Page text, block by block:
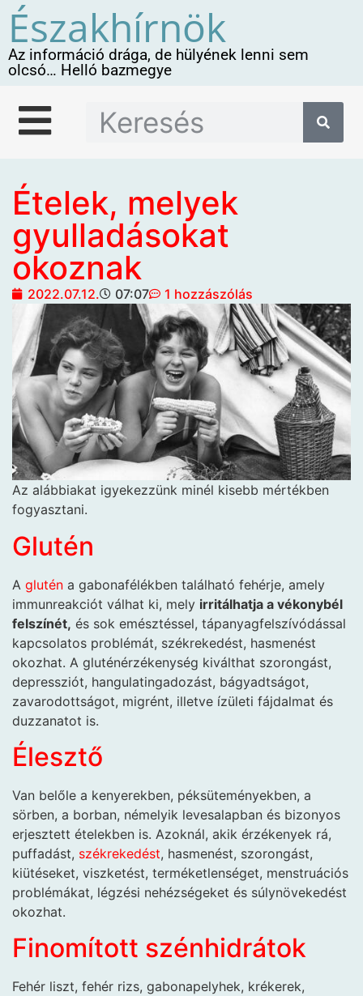
Északhírnök
Az információ drága, de hülyének lenni sem
olcsó… Helló bazmegye
Ételek, melyek
gyulladásokat
okoznak
2022.07.12. 07:07 1 hozzászólás
Az alábbiakat igyekezzünk minél kisebb mértékben
fogyasztani.
Glutén
A glutén a gabonafélékben található fehérje, amely
immunreakciót válhat ki, mely irritálhatja a vékonybél
felszínét, és sok emésztéssel, tápanyagfelszívódással
kapcsolatos problémát, székrekedést, hasmenést
okozhat. A gluténérzékenység kiválthat szorongást,
depressziót, hangulatingadozást, bágyadtságot,
zavarodottságot, migrént, illetve ízületi fájdalmat és
duzzanatot is.
Élesztő
Van belőle a kenyerekben, péksüteményekben, a
sörben, a borban, némelyik levesalapban és bizonyos
erjesztett ételekben is. Azoknál, akik érzékenyek rá,
puffadást, székrekedést, hasmenést, szorongást,
kiütéseket, viszketést, terméketlenséget, menstruációs
problémákat, légzési nehézségeket és súlynövekedést
okozhat.
Finomított szénhidrátok
Fehér liszt, fehér rizs, gabonapelyhek, krékerek,